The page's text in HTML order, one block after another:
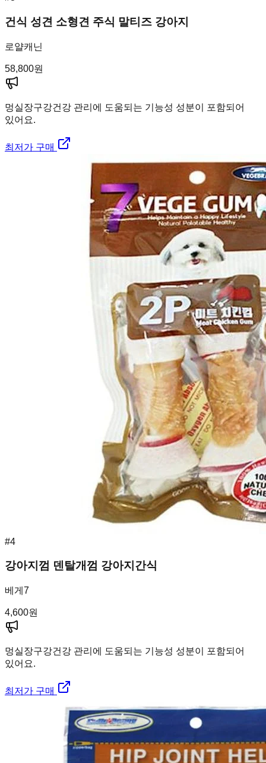
건식 성견 소형견 주식 말티즈 강아지
로얄캐닌
58,800원
멍실장구강건강 관리에 도움되는 기능성 성분이 포함되어
있어요.
최저가 구매
#4
강아지껌 덴탈개껌 강아지간식
베게7
4,600원
멍실장구강건강 관리에 도움되는 기능성 성분이 포함되어
있어요.
최저가 구매